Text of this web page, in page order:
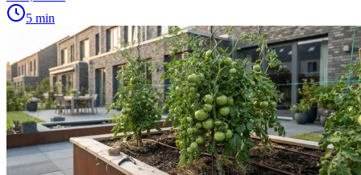
5 min